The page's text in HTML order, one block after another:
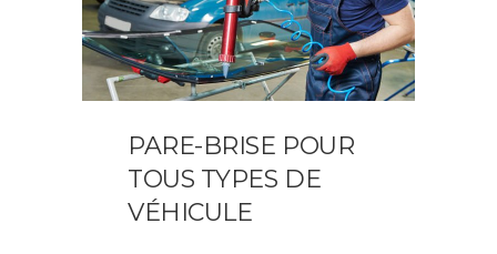
PARE-BRISE POUR
TOUS TYPES DE
VÉHICULE